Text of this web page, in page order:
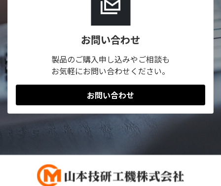
お問い合わせ
製品のご購入申し込みやご相談も
お気軽にお問い合わせください。
お問い合わせ